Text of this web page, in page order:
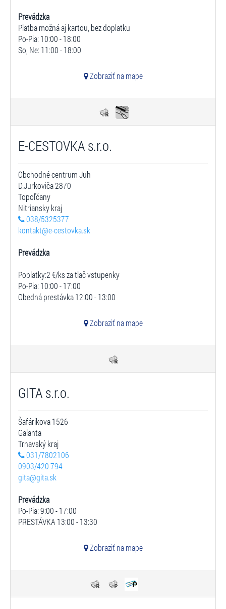
Prevádzka
Platba možná aj kartou, bez doplatku
Po-Pia: 10:00 - 18:00
So, Ne: 11:00 - 18:00
Zobraziť na mape
E-CESTOVKA s.r.o.
Obchodné centrum Juh
D.Jurkoviča 2870
Topoľčany
Nitriansky kraj
038/5325377
kontakt@e-cestovka.sk
Prevádzka
Poplatky:2 €/ks za tlač vstupenky
Po-Pia: 10:00 - 17:00
Obedná prestávka 12:00 - 13:00
Zobraziť na mape
GITA s.r.o.
Šafárikova 1526
Galanta
Trnavský kraj
031/7802106
0903/420 794
gita@gita.sk
Prevádzka
Po-Pia: 9:00 - 17:00
PRESTÁVKA 13:00 - 13:30
Zobraziť na mape